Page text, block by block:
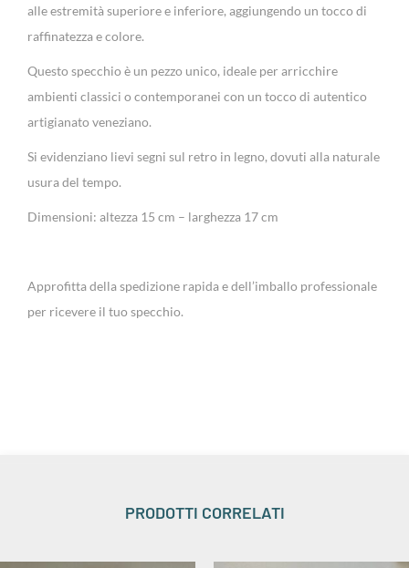
alle estremità superiore e inferiore, aggiungendo un tocco di
raffinatezza e colore.
Questo specchio è un pezzo unico, ideale per arricchire
ambienti classici o contemporanei con un tocco di autentico
artigianato veneziano.
Si evidenziano lievi segni sul retro in legno, dovuti alla naturale
usura del tempo.
Dimensioni: altezza 15 cm – larghezza 17 cm
Approfitta della spedizione rapida e dell’imballo professionale
per ricevere il tuo specchio.
PRODOTTI CORRELATI